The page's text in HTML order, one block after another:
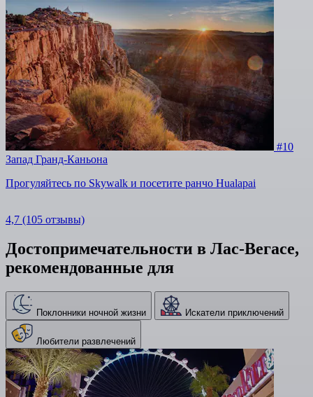
#10
Запад Гранд-Каньона
Прогуляйтесь по Skywalk и посетите ранчо Hualapai
4,7 (105 отзывы)
Достопримечательности в Лас-Вегасе,
рекомендованные для
Поклонники ночной жизни Искатели приключений
Любители развлечений